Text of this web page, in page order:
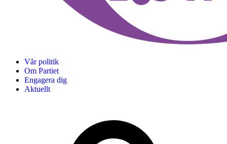
Vår politik
Om Partiet
Engagera dig
Aktuellt